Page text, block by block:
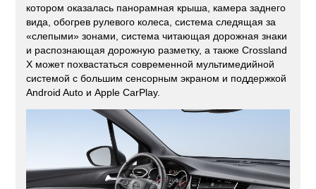
котором оказалась панорамная крыша, камера заднего
вида, обогрев рулевого колеса, система следящая за
«слепыми» зонами, система читающая дорожная знаки
и распознающая дорожную разметку, а также Crossland
X может похвастаться современной мультимедийной
системой с большим сенсорным экраном и поддержкой
Android Auto и Apple CarPlay.